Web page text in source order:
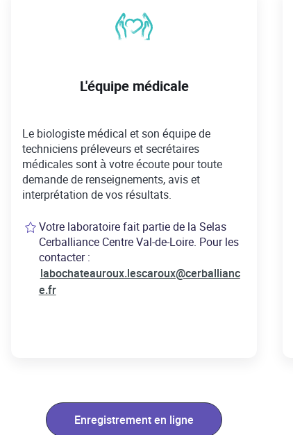
L'équipe médicale
Le biologiste médical et son équipe de
techniciens préleveurs et secrétaires
médicales sont à votre écoute pour toute
demande de renseignements, avis et
interprétation de vos résultats.
Votre laboratoire fait partie de la Selas
Cerballiance Centre Val-de-Loire. Pour les
contacter :
labochateauroux.lescaroux@cerballianc
e.fr
Enregistrement en ligne